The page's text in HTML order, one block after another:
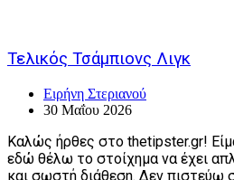
Τελικός Τσάμπιονς Λιγκ
Ειρήνη Στεριανού
30 Μαΐου 2026
Καλώς ήρθες στο thetipster.gr!
εδώ θέλω το στοίχημα να έχει
και σωστή διάθεση. Δεν πιστεύω